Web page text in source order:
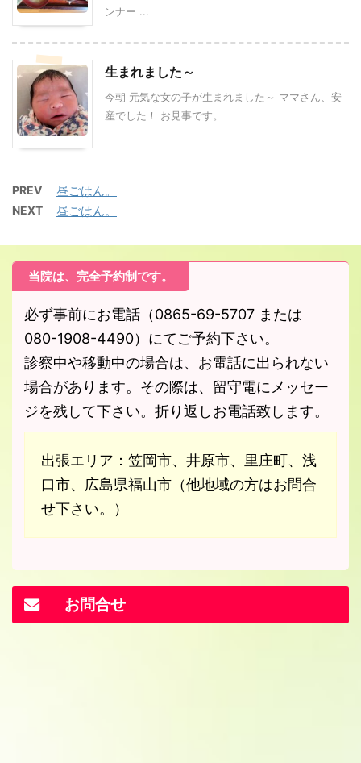
ンナー ...
生まれました～
今朝 元気な女の子が生まれました～ ママさん、安
産でした！ お見事です。
PREV 昼ごはん。
NEXT 昼ごはん。
当院は、完全予約制です。
必ず事前にお電話（0865-69-5707 または
080-1908-4490）にてご予約下さい。
診察中や移動中の場合は、お電話に出られない
場合があります。その際は、留守電にメッセー
ジを残して下さい。折り返しお電話致します。
出張エリア：笠岡市、井原市、里庄町、浅
口市、広島県福山市（他地域の方はお問合
せ下さい。）
お問合せ